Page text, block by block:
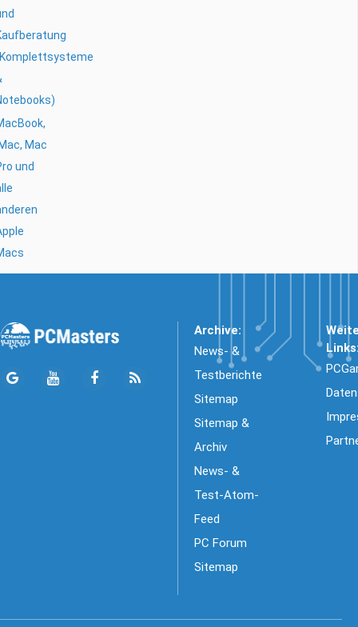
Mac
und
Archive:
News- &
Testberichte
Sitemap
Sitemap &
Archiv
News- &
Test-Atom-
Feed
PC Forum
Sitemap